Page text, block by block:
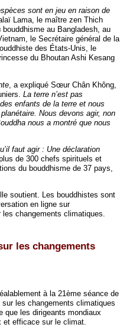
sont en jeu en raison de
Lama, le maître zen Thich
au Bangladesh, au
le Secrétaire général de la
des États-Unis, le
du Bhoutan Ashi Kesang
, a expliqué Sœur Chân Không,
La terre n’est pas
enfants de la terre et nous
Nous devons agir, non
nous a montré que nous
faut agir : Une déclaration
de 300 chefs spirituels et
du bouddhisme de 37 pays,
soutient. Les bouddhistes sont
en ligne sur
changements climatiques.
les changements
à la 21ème séance de
les changements climatiques
que les dirigeants mondiaux
et efficace sur le climat.